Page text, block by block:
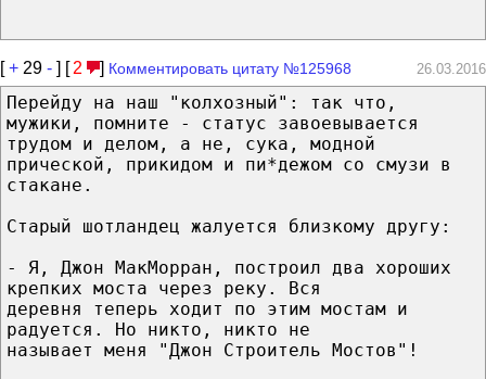
[+ 29 - ] [ 2 ] Комментировать цитату №125968 26.03.2016
Перейду на наш "колхозный": так что,
мужики, помните - статус завоевывается
трудом и делом, а не, сука, модной
прической, прикидом и пи*дежом со смузи в
стакане.
Старый шотландец жалуется близкому другу:
- Я, Джон МакМорран, построил два хороших
крепких моста через реку. Вся
деревня теперь ходит по этим мостам и
радуется. Но никто, никто не
называет меня "Джон Строитель Мостов"!